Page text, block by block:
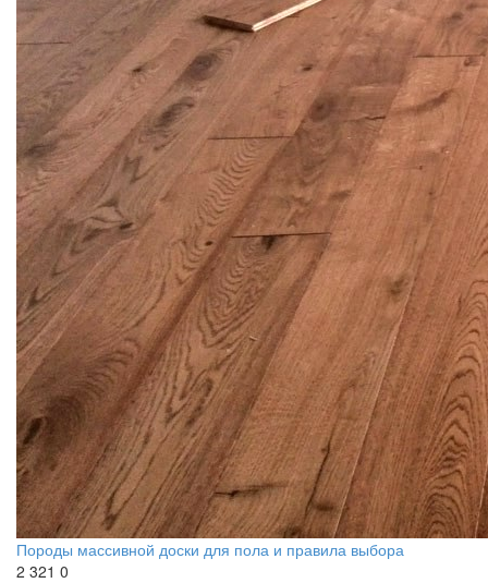
Породы массивной доски для пола и правила выбора
2 321 0